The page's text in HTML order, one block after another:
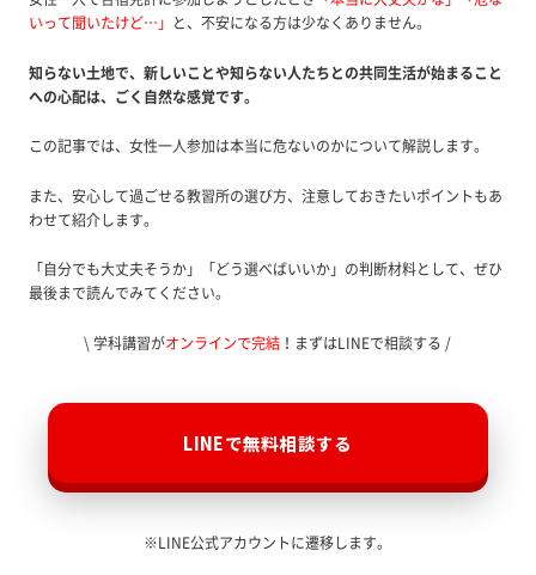
いって聞いたけど…」 と、不安になる方は少なくありません。
知らない土地で、新しいことや知らない人たちとの共同生活が始まること
への心配は、ごく自然な感覚です。
この記事では、女性一人参加は本当に危ないのかについて解説します。
また、安心して過ごせる教習所の選び方、注意しておきたいポイントもあ
わせて紹介します。
「自分でも大丈夫そうか」「どう選べばいいか」の判断材料として、ぜひ
最後まで読んでみてください。
\ 学科講習がオンラインで完結 ！まずはLINEで相談する /
LINEで無料相談する
※LINE公式アカウントに遷移します。